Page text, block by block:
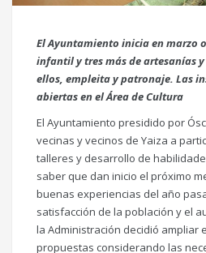
El Ayuntamiento inicia en marzo
infantil y tres más de artesanías
ellos, empleita y patronaje. Las
abiertas en el Área de Cultura
El Ayuntamiento presidido por
vecinas y vecinos de Yaiza a
talleres y desarrollo de
saber que dan inicio el próximo
buenas experiencias del año
satisfacción de la población y el
la Administración decidió ampliar
propuestas considerando las